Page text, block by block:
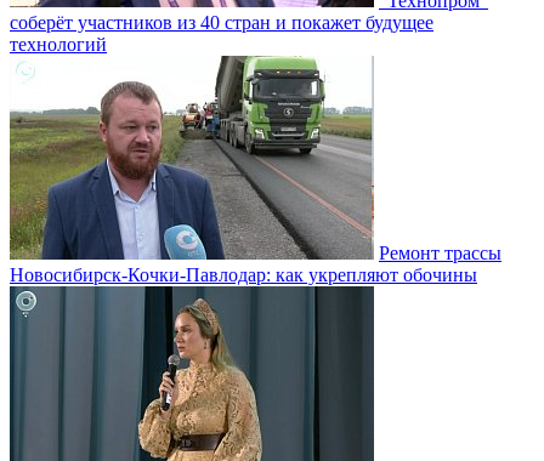
соберёт участников из 40 стран и покажет будущее
технологий
Ремонт трассы
Новосибирск-Кочки-Павлодар: как укрепляют обочины